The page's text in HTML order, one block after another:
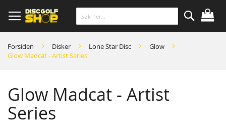
to
Content
Søk
Forsiden Disker Lone Star Disc
Glow
Glow Madcat - Artist Series
Glow Madcat - Artist
Series